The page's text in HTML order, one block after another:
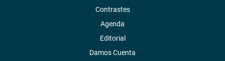
Contrastes
Agenda
Editorial
Damos Cuenta